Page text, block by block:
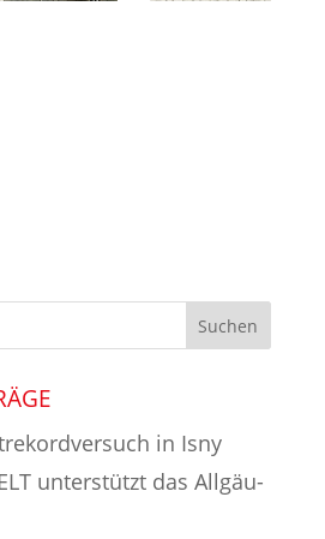
in Isny
unterstützt das Allgäu-